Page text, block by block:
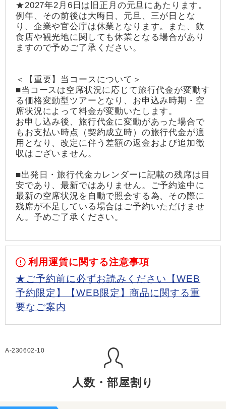
★2027年2月6日は旧正月の元旦にあたります。
例年、その前後は大晦日、元旦、三が日とな
り、企業や官公庁は休業となります。また、飲
食店や観光地に関しても休業となる場合があり
ますので予めご了承ください。
＜【重要】当コースについて＞
■当コースは空席状況に応じて旅行代金が変動す
る価格変動型ツアーとなり、お申込み時期・空
席状況によって料金が変動いたします。
お申し込み後、旅行代金に変動があった場合で
もお支払い時点（契約成立時）の旅行代金が適
用となり、改定に伴う差額の返金および追加徴
収はございません。
■出発日・旅行代金カレンダーに記載の残席は目
安であり、最新ではありません。ご予約途中に
最新の空席状況を自動で照会する為、その際に
残席が不足している場合はご予約いただけませ
ん。予めご了承ください。
利用運賃に関する注意事項
★ご予約前に必ずお読みください【WEB
予約限定】【WEB限定】商品に関する重
要なご案内
A-230602-10
人数・部屋割り